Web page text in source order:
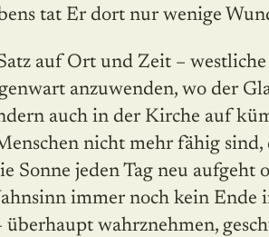
tat Er dort nur wenige
auf Ort und Zeit –
anzuwenden, wo der
auch in der Kirche auf
nicht mehr fähig
Sonne jeden Tag neu aufgeht
immer noch kein Ende
wahrznehmen,